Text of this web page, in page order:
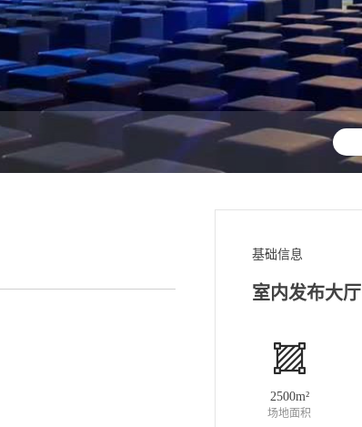
基础信息
室内发布大厅
2500m²
场地面积